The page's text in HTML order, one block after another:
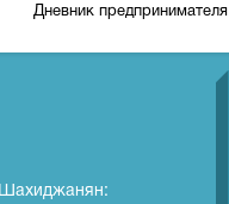
Дневник предпринимателя